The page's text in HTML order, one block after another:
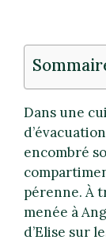
Dans une
encombré
pérenne. À
menée à
d’Elise sur